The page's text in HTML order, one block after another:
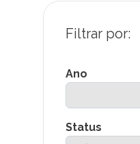
Ano
Status